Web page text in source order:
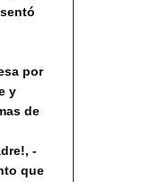
por
y
de
-
que